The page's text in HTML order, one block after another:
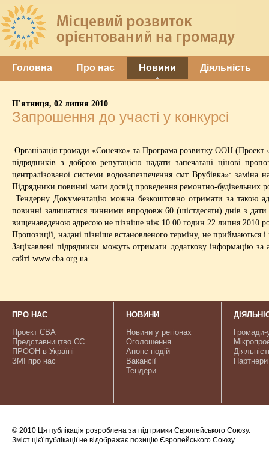
Головна Про нас Новини Діяльність
П'ятниця, 02 липня 2010
Запрошення до участі у конкурсі
Організація громади «Сонечко» та Програма розвитку ООН
підрядників з доброю репутацією надати запечатані цінові
централізованої системи водозапезпечення смт Врубівка»: заміна
Підрядники повинні мати досвід проведення ремонтно-будівельних
Тендерну Документацію можна безкоштовно отримати за такою
повинні залишатися чинними впродовж 60 (шістдесяти) днів з дати
вищенаведеною адресою не пізніше ніж 10.00 годин 22 липня 2010
Пропозиції, надані пізніше встановленого терміну, не приймаються
Зацікавлені підрядники можуть отримати додаткову інформацію
сайті www.cba.org.ua
ПРО НАС
Проект CBA
Представництво ЄС
ПРООН в Україні
ЗМІ про нас
НОВИНИ
Новини у регіонах
Оголошення
Анонс подій
Вакансії
Тендери
Громади-
Партнери
© 2010 Ця публікація розроблена за підтримки Європейського Союзу.
Зміст цієї публікації не відображає позицію Європейського Союзу